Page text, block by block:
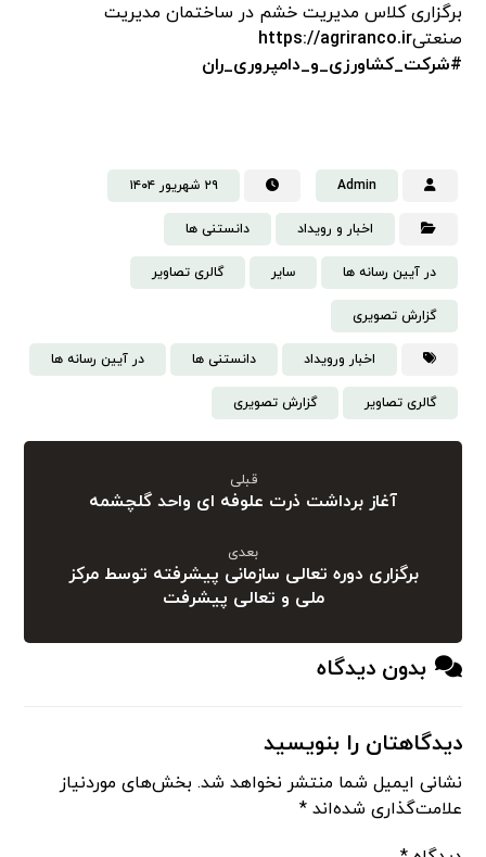
برگزاری کلاس مدیریت خشم در ساختمان مدیریت
صنعتیhttps://agriranco.ir
#شرکت_کشاورزی_و_دامپروری_ران
Admin ۲۹ شهریور ۱۴۰۴
اخبار و رویداد دانستنی‌ ها
در آیین رسانه ها سایر گالری تصاویر
گزارش تصویری
اخبار ورویداد دانستنی ها در آیین رسانه ها
گالری تصاویر گزارش تصویری
قبلی
آغاز برداشت ذرت علوفه ای واحد گلچشمه
بعدی
برگزاری دوره تعالی سازمانی پیشرفته توسط مرکز
ملی و تعالی پیشرفت
بدون دیدگاه
دیدگاهتان را بنویسید
نشانی ایمیل شما منتشر نخواهد شد. بخش‌های موردنیاز
علامت‌گذاری شده‌اند*